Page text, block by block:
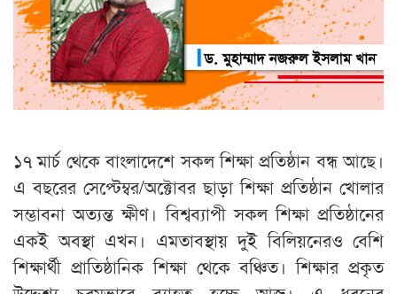
১৭ মার্চ থেকে বাংলাদেশে সকল শিক্ষা প্রতিষ্ঠান বন্ধ আছে।
এ বছরের সেপ্টেম্বর/অক্টোবর ছাড়া শিক্ষা প্রতিষ্ঠান খোলার
সম্ভাবনা অত্যন্ত ক্ষীণ। বিশ্বব্যাপী সকল শিক্ষা প্রতিষ্ঠানের
একই অবস্থা এখন। এমতাবস্থায় দুই বিলিয়নেরও বেশি
শিক্ষার্থী প্রাতিষ্ঠানিক শিক্ষা থেকে বঞ্চিত। শিক্ষার প্রকৃত